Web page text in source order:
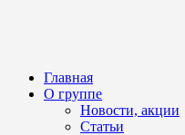
Главная
О группе
Новости, акции
Статьи